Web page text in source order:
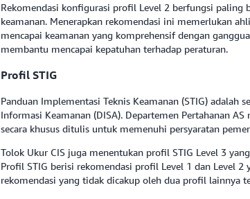
Rekomendasi konfigurasi profil Level 2 berfungsi paling
keamanan. Menerapkan rekomendasi ini memerlukan
mencapai keamanan yang komprehensif dengan
membantu mencapai kepatuhan terhadap peraturan.
Profil STIG
Panduan Implementasi Teknis Keamanan (STIG) adalah
Informasi Keamanan (DISA). Departemen Pertahanan
secara khusus ditulis untuk memenuhi persyaratan
Tolok Ukur CIS juga menentukan profil STIG Level 3
Profil STIG berisi rekomendasi profil Level 1 dan Level
rekomendasi yang tidak dicakup oleh dua profil lainnya